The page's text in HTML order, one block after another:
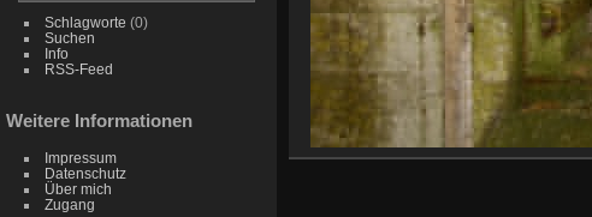
Schlagworte (0)
Suchen
Info
RSS-Feed
Weitere Informationen
Impressum
Datenschutz
Über mich
Zugang